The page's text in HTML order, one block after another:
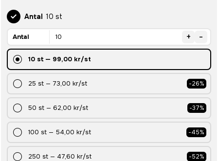
Antal 10 st
Antal + -
10 st— 99,00 kr/st
25 st — 73,00 kr/st -26%
50 st — 62,00 kr/st -37%
100 st — 54,00 kr/st -45%
250 st — 47,60 kr/st -52%